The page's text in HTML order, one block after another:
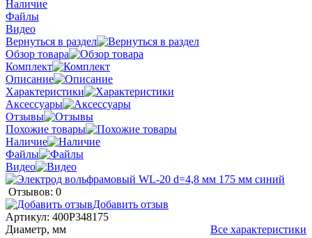
Наличие
Файлы
Видео
Вернуться в раздел
Обзор товара
Комплект
Описание
Характеристики
Аксессуары
Отзывы
Похожие товары
Наличие
Файлы
Видео
Отзывов: 0
Добавить отзыв
Артикул: 400P348175
Все характеристики
Диаметр, мм